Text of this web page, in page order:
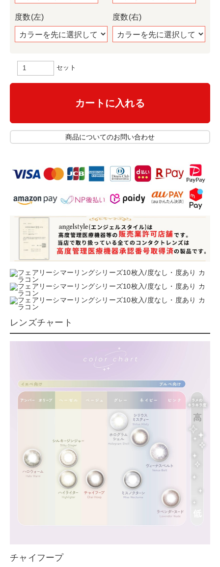
度数(左) 度数(右)
セット
カートに入れる
商品についてのお問い合わせ
レンズチャート
チャイフープ